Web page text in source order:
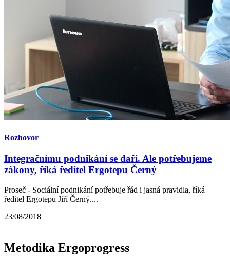
Rozhovor
Integračnímu podnikání se daří. Ale potřebujeme
zákony, říká ředitel Ergotepu Černý
Proseč - Sociální podnikání potřebuje řád i jasná pravidla, říká
ředitel Ergotepu Jiří Černý....
23/08/2018
Metodika Ergoprogress